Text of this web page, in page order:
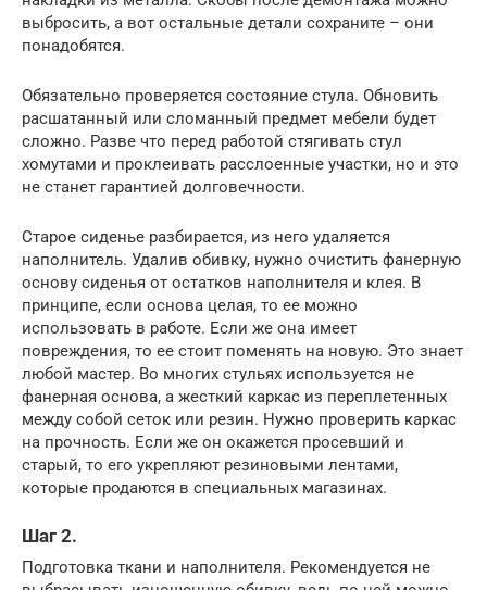
выбросить, а вот остальные детали сохраните – они
понадобятся.
Обязательно проверяется состояние стула. Обновить
расшатанный или сломанный предмет мебели будет
сложно. Разве что перед работой стягивать стул
хомутами и проклеивать расслоенные участки, но и это
не станет гарантией долговечности.
Старое сиденье разбирается, из него удаляется
наполнитель. Удалив обивку, нужно очистить фанерную
основу сиденья от остатков наполнителя и клея. В
принципе, если основа целая, то ее можно
использовать в работе. Если же она имеет
повреждения, то ее стоит поменять на новую. Это знает
любой мастер. Во многих стульях используется не
фанерная основа, а жесткий каркас из переплетенных
между собой сеток или резин. Нужно проверить каркас
на прочность. Если же он окажется просевший и
старый, то его укрепляют резиновыми лентами,
которые продаются в специальных магазинах.
Шаг 2.
Подготовка ткани и наполнителя. Рекомендуется не